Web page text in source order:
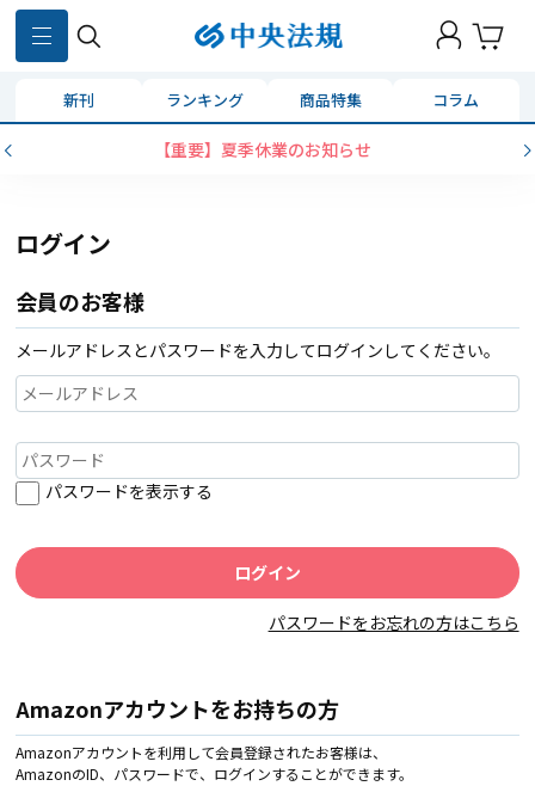
新刊 ランキング 商品特集 コラム
【重要】夏季休業のお知らせ
ログイン
会員のお客様
メールアドレスとパスワードを入力してログインしてください。
パスワードを表示する
パスワードをお忘れの方はこちら
Amazonアカウントをお持ちの方
Amazonアカウントを利用して会員登録されたお客様は、
AmazonのID、パスワードで、ログインすることができます。